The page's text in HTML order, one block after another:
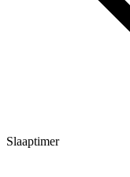
Slaaptimer